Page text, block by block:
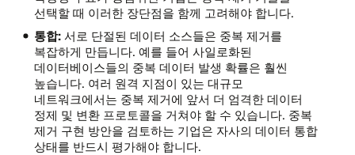
선택할 때 이러한 장단점을 함께 고려해야 합니다.
통합: 서로 단절된 데이터 소스들은 중복 제거를
복잡하게 만듭니다. 예를 들어 사일로화된
데이터베이스들의 중복 데이터 발생 확률은 훨씬
높습니다. 여러 원격 지점이 있는 대규모
네트워크에서는 중복 제거에 앞서 더 엄격한 데이터
정제 및 변환 프로토콜을 거쳐야 할 수 있습니다. 중복
제거 구현 방안을 검토하는 기업은 자사의 데이터 통합
상태를 반드시 평가해야 합니다.